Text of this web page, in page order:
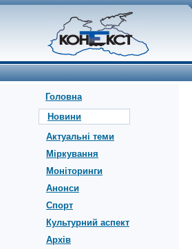
Головна
Новини
Актуальні теми
Міркування
Моніторинги
Анонси
Спорт
Культурний аспект
Архів